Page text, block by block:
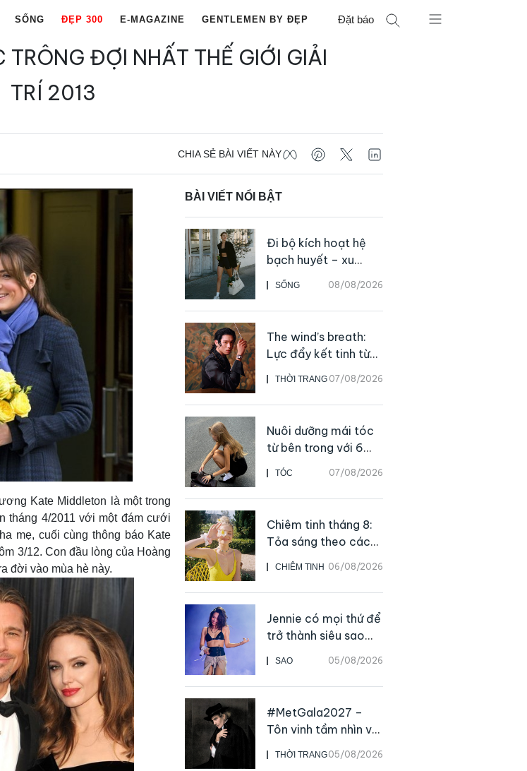
SỐNG ĐẸP 300 E-MAGAZINE GENTLEMEN BY ĐẸP Đặt báo
TRÔNG ĐỢI NHẤT THẾ GIỚI GIẢI
TRÍ 2013
CHIA SẺ BÀI VIẾT NÀY
Kate Middleton là một trong
tháng 4/2011 với một đám cưới
mẹ, cuối cùng thông báo Kate
3/12. Con đầu lòng của Hoàng
đời vào mùa hè này.
BÀI VIẾT NỔI BẬT
SỐNG 08/08/2026
Đi bộ kích hoạt hệ
bạch huyết – xu
hướng tập luyện đơn
giản ai cũng có thể
bắt đầu
THỜI TRANG 07/08/2026
The wind’s breath:
Lực đẩy kết tinh từ
sự kiên định
TÓC 07/08/2026
Nuôi dưỡng mái tóc
từ bên trong với 6
thực phẩm giàu
dưỡng chất
CHIÊM TINH 06/08/2026
Chiêm tinh tháng 8:
Tỏa sáng theo cách
của chính mình
SAO 05/08/2026
Jennie có mọi thứ để
trở thành siêu sao
live
THỜI TRANG05/08/2026
#MetGala2027 –
Tôn vinh tầm nhìn và
sức ảnh hưởng sâu
rộng của NTK John